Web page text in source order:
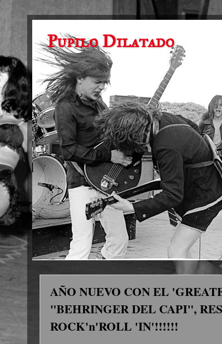
Pupilo Dilatado
AÑO NUEVO CON EL
"BEHRINGER DEL CAPI",
ROCK'n'ROLL 'IN'!!!!!!